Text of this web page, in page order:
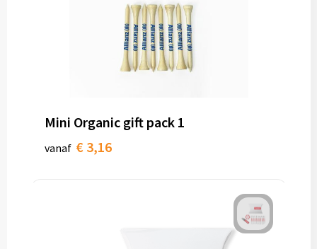
Mini Organic gift pack 1
vanaf € 3,16